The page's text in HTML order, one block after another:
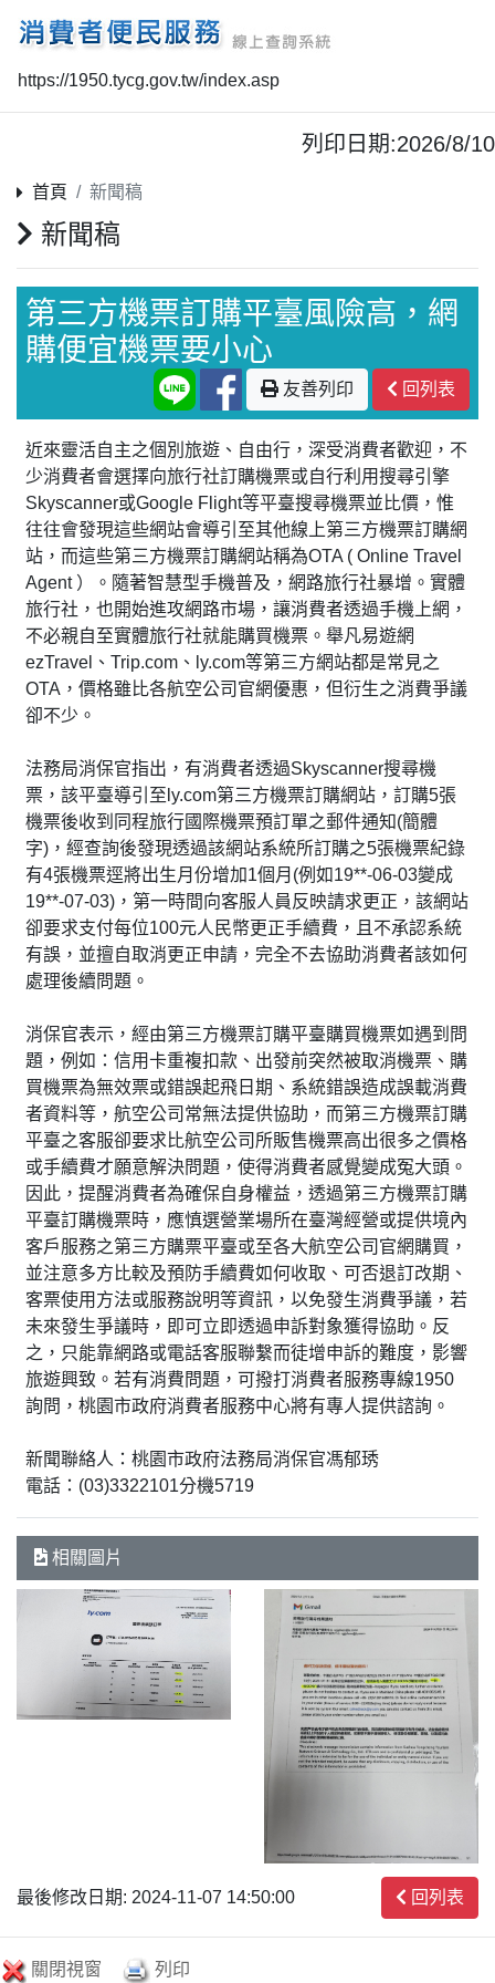
https://1950.tycg.gov.tw/index.asp
列印日期:2026/8/10
首頁 新聞稿
新聞稿
第三方機票訂購平臺風險高，網
購便宜機票要小心
友善列印 回列表
近來靈活自主之個別旅遊、自由行，深受消費者歡迎，不
少消費者會選擇向旅行社訂購機票或自行利用搜尋引擎
Skyscanner或Google Flight等平臺搜尋機票並比價，惟
往往會發現這些網站會導引至其他線上第三方機票訂購網
站，而這些第三方機票訂購網站稱為OTA ( Online Travel
Agent ）。隨著智慧型手機普及，網路旅行社暴增。實體
旅行社，也開始進攻網路市場，讓消費者透過手機上網，
不必親自至實體旅行社就能購買機票。舉凡易遊網
ezTravel、Trip.com、ly.com等第三方網站都是常見之
OTA，價格雖比各航空公司官網優惠，但衍生之消費爭議
卻不少。
法務局消保官指出，有消費者透過Skyscanner搜尋機
票，該平臺導引至ly.com第三方機票訂購網站，訂購5張
機票後收到同程旅行國際機票預訂單之郵件通知(簡體
字)，經查詢後發現透過該網站系統所訂購之5張機票紀錄
有4張機票逕將出生月份增加1個月(例如19**-06-03變成
19**-07-03)，第一時間向客服人員反映請求更正，該網站
卻要求支付每位100元人民幣更正手續費，且不承認系統
有誤，並擅自取消更正申請，完全不去協助消費者該如何
處理後續問題。
消保官表示，經由第三方機票訂購平臺購買機票如遇到問
題，例如：信用卡重複扣款、出發前突然被取消機票、購
買機票為無效票或錯誤起飛日期、系統錯誤造成誤載消費
者資料等，航空公司常無法提供協助，而第三方機票訂購
平臺之客服卻要求比航空公司所販售機票高出很多之價格
或手續費才願意解決問題，使得消費者感覺變成冤大頭。
因此，提醒消費者為確保自身權益，透過第三方機票訂購
平臺訂購機票時，應慎選營業場所在臺灣經營或提供境內
客戶服務之第三方購票平臺或至各大航空公司官網購買，
並注意多方比較及預防手續費如何收取、可否退訂改期、
客票使用方法或服務說明等資訊，以免發生消費爭議，若
未來發生爭議時，即可立即透過申訴對象獲得協助。反
之，只能靠網路或電話客服聯繫而徒增申訴的難度，影響
旅遊興致。若有消費問題，可撥打消費者服務專線1950
詢問，桃園市政府消費者服務中心將有專人提供諮詢。
新聞聯絡人：桃園市政府法務局消保官馮郁琇
電話：(03)3322101分機5719
相關圖片
最後修改日期: 2024-11-07 14:50:00 回列表
關閉視窗 列印